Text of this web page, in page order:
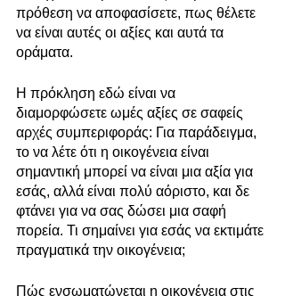
πρόθεση να αποφασίσετε, πως θέλετε
να είναι αυτές οι αξίες και αυτά τα
οράματα.
Η πρόκληση εδώ είναι να
διαμορφώσετε ωμές αξίες σε σαφείς
αρχές συμπεριφοράς: Για παράδειγμα,
το να λέτε ότι η οικογένεια είναι
σημαντική μπορεί να είναι μια αξία για
εσάς, αλλά είναι πολύ αόριστο, και δε
φτάνει για να σας δώσει μια σαφή
πορεία. Τι σημαίνει για εσάς να εκτιμάτε
πραγματικά την οικογένεια;
Πώς ενσωματώνεται η οικογένεια στις